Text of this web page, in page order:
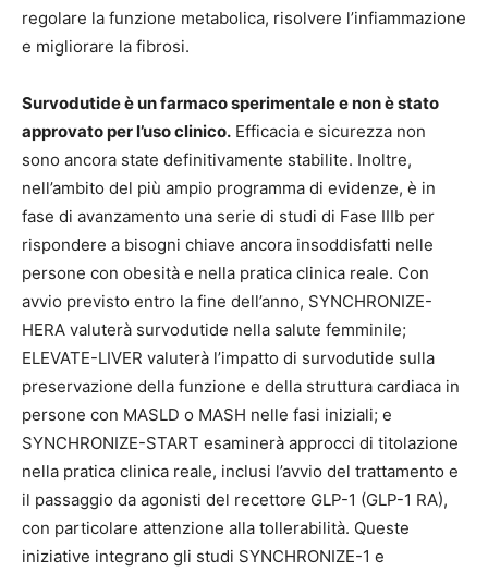
regolare la funzione metabolica, risolvere l’infiammazione
e migliorare la fibrosi.
Survodutide è un farmaco sperimentale e non è stato
approvato per l’uso clinico. Efficacia e sicurezza non
sono ancora state definitivamente stabilite. Inoltre,
nell’ambito del più ampio programma di evidenze, è in
fase di avanzamento una serie di studi di Fase IIIb per
rispondere a bisogni chiave ancora insoddisfatti nelle
persone con obesità e nella pratica clinica reale. Con
avvio previsto entro la fine dell’anno, SYNCHRONIZE-
HERA valuterà survodutide nella salute femminile;
ELEVATE-LIVER valuterà l’impatto di survodutide sulla
preservazione della funzione e della struttura cardiaca in
persone con MASLD o MASH nelle fasi iniziali; e
SYNCHRONIZE-START esaminerà approcci di titolazione
nella pratica clinica reale, inclusi l’avvio del trattamento e
il passaggio da agonisti del recettore GLP-1 (GLP-1 RA),
con particolare attenzione alla tollerabilità. Queste
iniziative integrano gli studi SYNCHRONIZE-1 e